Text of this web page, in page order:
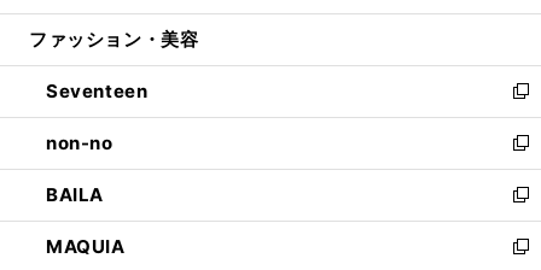
開
ウ
開
く
ン
ウ
で
開
く
ウ
ン
ド
ウ
で
開
く
ファッション・美容
Seventeen
新
し
い
ウ
ィ
ン
ド
non-no
新
し
い
ウ
ィ
BAILA
新
し
い
MAQUIA
新